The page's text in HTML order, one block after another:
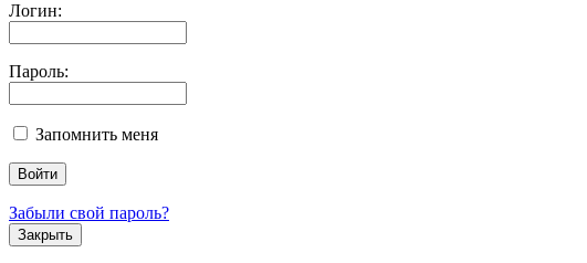
Логин:
Пароль:
Запомнить меня
Забыли свой пароль?
Закрыть